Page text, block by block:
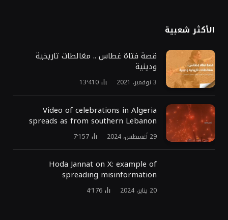
الأكثر شعبية
قصة فتاة غطاس .. مغالطات تاريخية
ودينية
3 نوفمبر، 2021 13٬410
Video of celebrations in Algeria
spreads as from southern Lebanon
29 أغسطس، 2024 7٬157
Hoda Jannat on X: example of
spreading misinformation
20 يناير، 2024 4٬176